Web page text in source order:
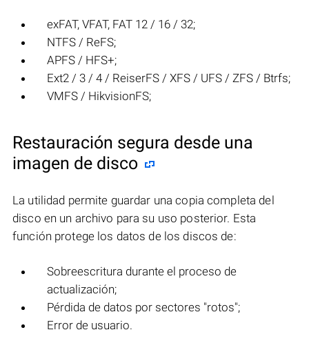
exFAT, VFAT, FAT 12 / 16 / 32;
NTFS / ReFS;
APFS / HFS+;
Ext2 / 3 / 4 / ReiserFS / XFS / UFS / ZFS / Btrfs;
VMFS / HikvisionFS;
Restauración segura desde una
imagen de disco
La utilidad permite guardar una copia completa del
disco en un archivo para su uso posterior. Esta
función protege los datos de los discos de:
Sobreescritura durante el proceso de
actualización;
Pérdida de datos por sectores "rotos";
Error de usuario.